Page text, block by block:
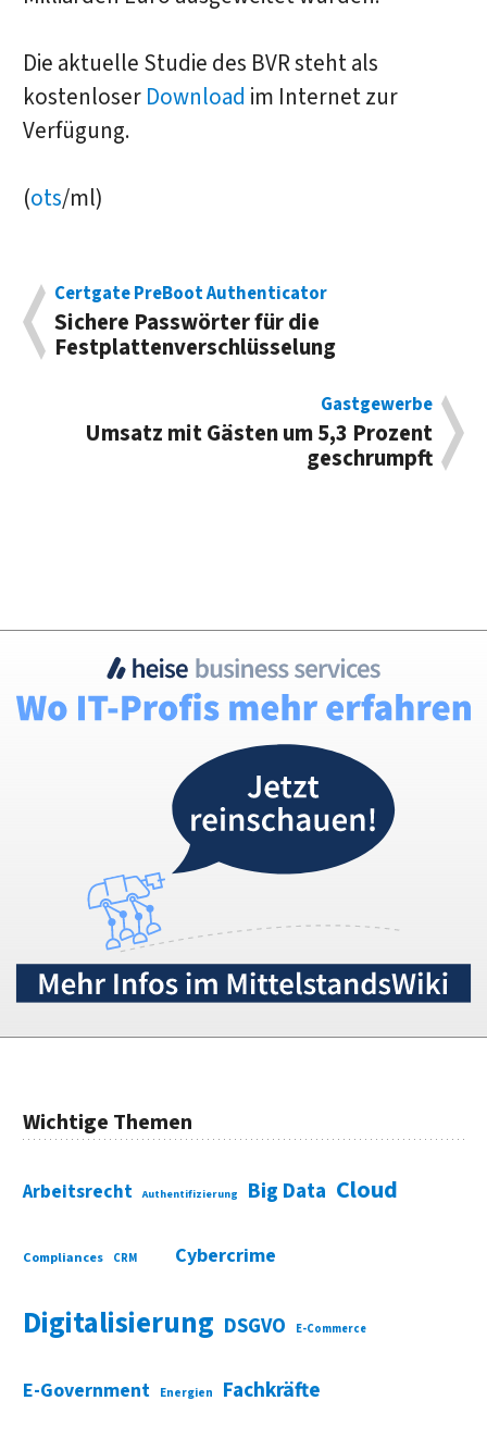
Die aktuelle Studie des BVR steht als
kostenloser Download im Internet zur
Verfügung.
(ots/ml)
Certgate PreBoot Authenticator
Sichere Passwörter für die
Festplattenverschlüsselung
Gastgewerbe
Umsatz mit Gästen um 5,3 Prozent
geschrumpft
Wichtige Themen
Arbeitsrecht Authentifizierung Big Data Cloud
Compliances CRM Cybercrime
Digitalisierung DSGVO E-Commerce
E-Government Energien Fachkräfte